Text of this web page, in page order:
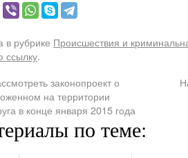
в рубрике Происшествия и
ссылку.
законопроект о
на территории
в конце января 2015 года
по теме: